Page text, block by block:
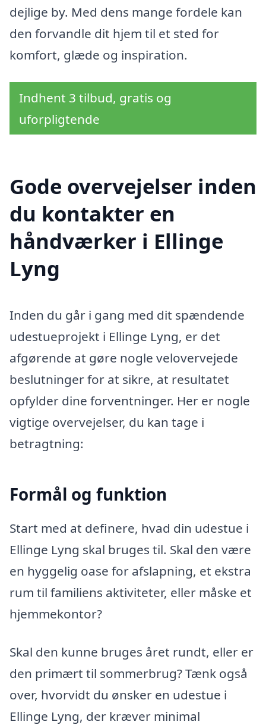
dejlige by. Med dens mange fordele kan
den forvandle dit hjem til et sted for
komfort, glæde og inspiration.
Indhent 3 tilbud, gratis og
uforpligtende
Gode overvejelser inden
du kontakter en
håndværker i Ellinge
Lyng
Inden du går i gang med dit spændende
udestueprojekt i Ellinge Lyng, er det
afgørende at gøre nogle velovervejede
beslutninger for at sikre, at resultatet
opfylder dine forventninger. Her er nogle
vigtige overvejelser, du kan tage i
betragtning:
Formål og funktion
Start med at definere, hvad din udestue i
Ellinge Lyng skal bruges til. Skal den være
en hyggelig oase for afslapning, et ekstra
rum til familiens aktiviteter, eller måske et
hjemmekontor?
Skal den kunne bruges året rundt, eller er
den primært til sommerbrug? Tænk også
over, hvorvidt du ønsker en udestue i
Ellinge Lyng, der kræver minimal